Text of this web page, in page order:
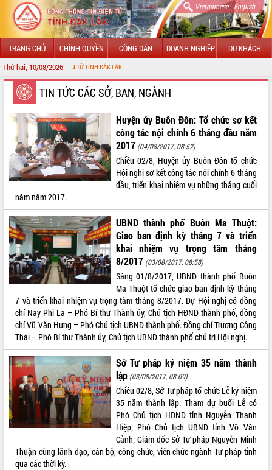
Vietnamese| English
TRANG CHỦ CHÍNH QUYỀN CÔNG DÂN DOANH NGHIỆP DU KHÁCH
Thứ hai, 10/08/2026
TIN ĐIỆN TỬ TỈNH ĐẮK LẮK
GIỚI THIỆU
LÃNH ĐẠO UBND TỈNH
TIN TỨC SỰ KIỆN
SỞ, BAN, NGÀNH
THÔNG TIN CHỈ ĐẠO ĐIỀU HÀNH
HỆ THỐNG VĂN BẢN
VĂN BẢN HĐND TỈNH
QUY HOẠCH - KẾ HOẠCH
TIN TỨC CÁC SỞ, BAN, NGÀNH
Huyện ủy Buôn Đôn: Tổ chức sơ kết
công tác nội chính 6 tháng đầu năm
2017 (04/08/2017, 08:52)
Chiều 02/8, Huyện ủy Buôn Đôn tổ chức
Hội nghị sơ kết công tác nội chính 6 tháng
đầu, triển khai nhiệm vụ những tháng cuối
năm năm 2017.
UBND thành phố Buôn Ma Thuột:
Giao ban định kỳ tháng 7 và triển
khai nhiệm vụ trọng tâm tháng
8/2017 (03/08/2017, 08:58)
Sáng 01/8/2017, UBND thành phố Buôn
Ma Thuột tổ chức giao ban định kỳ tháng
7 và triển khai nhiệm vụ trọng tâm tháng 8/2017. Dự Hội nghị có đồng
chí Nay Phi La – Phó Bí thư Thành ủy, Chủ tịch HĐND thành phố, đồng
chí Vũ Văn Hưng – Phó Chủ tịch UBND thành phố. Đồng chí Trương Công
Thái – Phó Bí thư Thành ủy, Chủ tịch UBND thành phố chủ trì Hội nghị.
Sở Tư pháp kỷ niệm 35 năm thành
lập (03/08/2017, 08:09)
Chiều 02/8, Sở Tư pháp tổ chức Lễ kỷ niệm
35 năm thành lập. Tham dự buổi Lễ có
Phó Chủ tịch HĐND tỉnh Nguyễn Thanh
Hiệp; Phó Chủ tịch UBND tỉnh Võ Văn
Cảnh; Giám đốc Sở Tư pháp Nguyễn Minh
Thuận cùng lãnh đạo, cán bộ, công chức, viên chức ngành Tư pháp tỉnh
qua các thời kỳ.